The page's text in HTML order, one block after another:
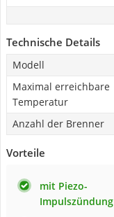
Technische Details
Modell
Maximal erreichbare
Temperatur
Anzahl der Brenner
Vorteile
mit Piezo-
Impulszündung